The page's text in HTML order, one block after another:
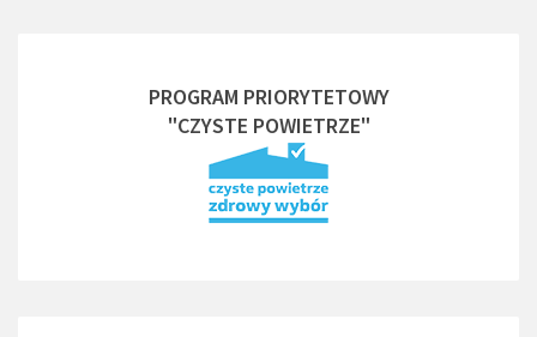
PROGRAM PRIORYTETOWY
"CZYSTE POWIETRZE"